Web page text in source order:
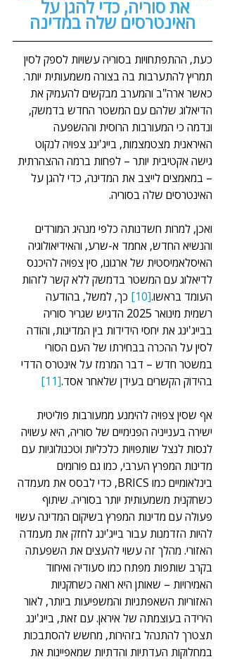
את סוריה, כדי להגן על
האינטרסים שלה במדינה
כעת, ההתפתחויות בסוריה עשויות לספק לסין
תמריץ להתערבות בה בצורה משמעותית יותר.
כאשר ארה"ב והמערב מבקשים להעמיק את
הדיאלוג שלהם עם המשטר החדש בדמשק,
ונדמה כי המעורבות הרוסית וההשפעה
האיראנית מצטמצמות, בייג'ינג צפויה לנקוט
גישה אקטיבית יותר – לפחות ברמה ההצהרתית
– במאמצים לייצב את המדינה, כדי להגן על
האינטרסים שלה בסוריה.
ואכן, למרות חשדנותה כלפי מנהיג המורדים
והנשיא החדש, אחמד א-שרע, והאידיאולוגיה
האיסלאמיסטית של ארגונו, סין צפויה להיכנס
לדיאלוג עם המשטר בדמשק ללא קשר לזהות
העומד בראשו.[10]
כך, למשל, בהודעה
רשמית מינואר 2025 הדגיש שגריר סוריה
בבייג'ינג את יחסי הידידות בין המדינות, והודה
לסין על ההכרה בבחירתו של העם הסורי
במשטר חדש – דבר המרמז על אינטרס הדדי
בהידוק הקשרים בעידן שלאחר אסד.[11]
אף שסין צפויה להימנע ממעורבות פוליטית
ישירה בענייניה הפנימיים של סוריה, היא עשויה
לנסות לנצל שותפויות כלכליות וטכנולוגיות עם
מדינות המפרץ הערבי, כמו גם פורומים
בינלאומיים כמו BRICS, כדי לבסס את מעמדה
כשחקנית משמעותית יותר בסוריה. שיתוף
פעולה עם מדינות המפרץ בשיקום המדינה עשוי
להיות הזדמנות עבור בייג'ינג לחזק את מעמדה
האזורי. מהלך זה עשוי להעצים את השפעתה
בקרב שותפות מפתח כמו סעודיה ואיחוד
האמירויות – שאותן היא רואה כשחקניות
האזוריות השאפתניות והמשפיעות ביותר, לאור
הירידה בעוצמתה של איראן. עם זאת, בייג'ינג
תצטרך להתנהל בזהירות, מחשש להסתבכות
במחלוקות העדתיות והדתיות שמאפיינות את